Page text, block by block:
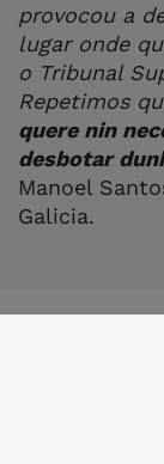
provocou a
lugar onde
o Tribunal
Repetimos
quere nin
desbotar
Manoel
Galicia.